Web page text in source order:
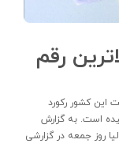
رقم
این کشور رکورد
تریلیون یورو رسیده است. به گزارش
روز جمعه در گزارشی